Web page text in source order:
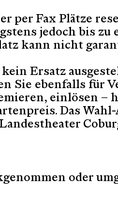
per Fax Plätze
jedoch bis zu
kann nicht
Ersatz
Sie ebenfalls für
einlösen –
Das
oder